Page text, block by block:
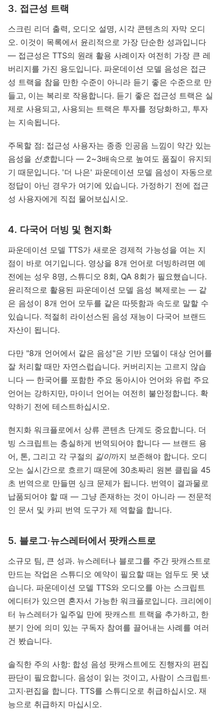
3. 접근성 트랙
스크린 리더 출력, 오디오 설명, 시각 콘텐츠의 자막 오디
오. 이것이 목록에서 윤리적으로 가장 단순한 성과입니다
— 접근성은 TTS의 원래 활용 사례이자 여전히 가장 큰 레
버리지를 가진 용도입니다. 파운데이션 모델 음성은 접근
성 트랙을 참을 만한 수준이 아니라 듣기 좋은 수준으로 만
들고, 이는 복리로 작용합니다. 듣기 좋은 접근성 트랙은 실
제로 사용되고, 사용되는 트랙은 투자를 정당화하고, 투자
는 지속됩니다.
주목할 점: 접근성 사용자는 종종 인공음 느낌이 약간 있는
음성을 선호합니다 — 2~3배속으로 높여도 품질이 유지되
기 때문입니다. '더 나은' 파운데이션 모델 음성이 자동으로
정답이 아닌 경우가 여기에 있습니다. 가정하기 전에 접근
성 사용자에게 직접 물어보십시오.
4. 다국어 더빙 및 현지화
파운데이션 모델 TTS가 새로운 경제적 가능성을 여는 지
점이 바로 여기입니다. 영상을 8개 언어로 더빙하려면 예
전에는 성우 8명, 스튜디오 8회, QA 8회가 필요했습니다.
윤리적으로 활용된 파운데이션 모델 음성 복제로는 — 같
은 음성이 8개 언어 모두를 같은 따뜻함과 속도로 말할 수
있습니다. 적절히 라이선스된 음성 재능이 다국어 브랜드
자산이 됩니다.
다만 "8개 언어에서 같은 음성"은 기반 모델이 대상 언어를
잘 처리할 때만 자연스럽습니다. 커버리지는 고르지 않습
니다 — 한국어를 포함한 주요 동아시아 언어와 유럽 주요
언어는 강하지만, 마이너 언어는 여전히 불안정합니다. 확
약하기 전에 테스트하십시오.
현지화 워크플로에서 상류 콘텐츠 단계도 중요합니다. 더
빙 스크립트는 충실하게 번역되어야 합니다 — 브랜드 용
어, 톤, 그리고 각 구절의 길이까지 보존해야 합니다. 오디
오는 실시간으로 흐르기 때문에 30초짜리 원본 클립을 45
초 번역으로 만들면 싱크 문제가 됩니다. 번역이 결과물로
납품되어야 할 때 — 그냥 존재하는 것이 아니라 — 전문적
인 문서 및 카피 번역 도구가 제 역할을 합니다.
5. 블로그·뉴스레터에서 팟캐스트로
소규모 팀, 큰 성과. 뉴스레터나 블로그를 주간 팟캐스트로
만드는 작업은 스튜디오 예약이 필요할 때는 엄두도 못 냈
습니다. 파운데이션 모델 TTS와 오디오를 아는 스크립트
에디터가 있으면 혼자서 가능한 워크플로입니다. 크리에이
터 뉴스레터가 일주일 만에 팟캐스트 트랙을 추가하고, 한
분기 안에 의미 있는 구독자 참여를 끌어내는 사례를 여러
건 봤습니다.
솔직한 주의 사항: 합성 음성 팟캐스트에도 진행자의 편집
판단이 필요합니다. 음성이 읽는 것이고, 사람이 스크립트·
고지·편집을 합니다. TTS를 스튜디오로 취급하십시오. 재
능으로 취급하지 마십시오.